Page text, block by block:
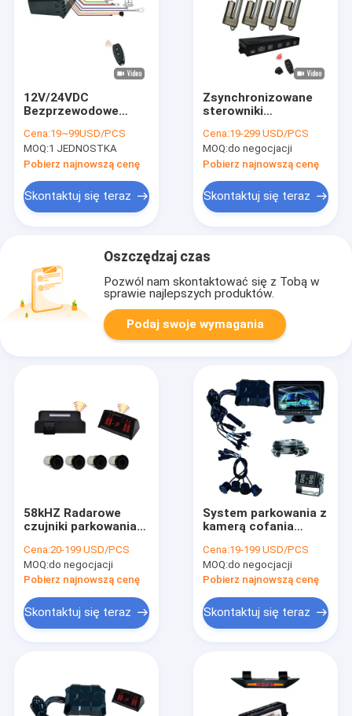
12V/24VDC
Bezprzewodowe
sterowniki
aktuatorów liniowych
20A z ochroną przed
Cena:19~99USD/PCS
MOQ:1 JEDNOSTKA
Pobierz najnowszą cenę
Skontaktuj się teraz
Zsynchronizowane
sterowniki
12 V 24 V dla 3 lub 4
siłowników
Cena:19-299 USD/PCS
MOQ:do negocjacji
Pobierz najnowszą cenę
Skontaktuj się teraz
Oszczędzaj czas
Pozwól nam skontaktować się z Tobą w
sprawie najlepszych produktów.
Podaj swoje wymagania
58kHZ Radarowe
czujniki parkowania
Bezprzewodowe
czujniki cofania
Wyświetlacz LED
ciężarowych
Cena:20-199 USD/PCS
MOQ:do negocjacji
Pobierz najnowszą cenę
Skontaktuj się teraz
System parkowania z
kamerą cofania
użytkowych z
monitorem 7"
Cena:19-199 USD/PCS
MOQ:do negocjacji
Pobierz najnowszą cenę
Skontaktuj się teraz